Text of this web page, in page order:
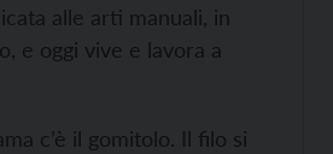
alle arti manuali, in
e oggi vive e lavora a
c’è il gomitolo. Il filo si